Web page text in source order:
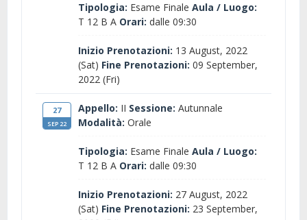
Tipologia: Esame Finale Aula / Luogo:
T 12 B A Orari: dalle 09:30
Inizio Prenotazioni: 13 August, 2022
(Sat) Fine Prenotazioni: 09 September,
2022 (Fri)
27
SEP 22
Appello: II Sessione: Autunnale
Modalità: Orale
Tipologia: Esame Finale Aula / Luogo:
T 12 B A Orari: dalle 09:30
Inizio Prenotazioni: 27 August, 2022
(Sat) Fine Prenotazioni: 23 September,